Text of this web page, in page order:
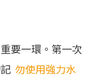
要一環。第一次
勿使用強力水